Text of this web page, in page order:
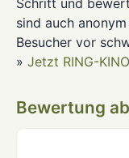
Schritt und
sind auch
Besucher vor
» Jetzt RING-
Bewertung